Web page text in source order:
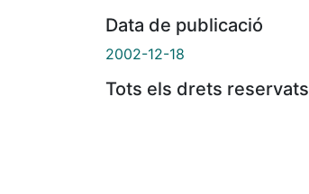
Data de publicació
2002-12-18
Tots els drets reservats